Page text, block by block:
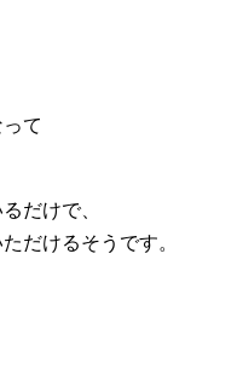
て
だけで、
だけるそうです。